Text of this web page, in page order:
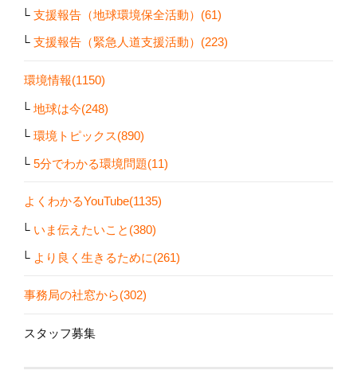
支援報告（地球環境保全活動）(61)
支援報告（緊急人道支援活動）(223)
環境情報(1150)
地球は今(248)
環境トピックス(890)
5分でわかる環境問題(11)
よくわかるYouTube(1135)
いま伝えたいこと(380)
より良く生きるために(261)
事務局の社窓から(302)
スタッフ募集